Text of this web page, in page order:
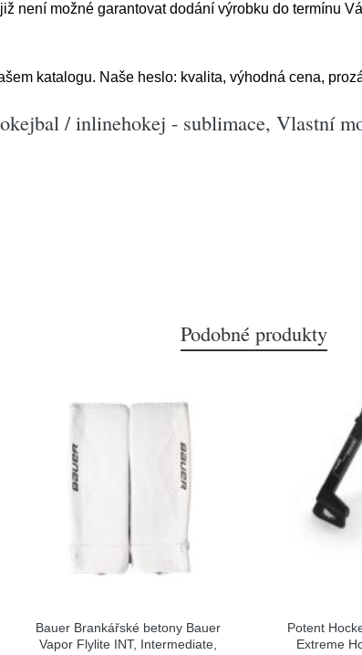
není možné garantovat dodání výrobku do termínu
katalogu. Naše heslo: kvalita, výhodná cena,
/ inlinehokej - sublimace, Vlastní
Podobné produkty
Bauer Brankářské betony Bauer
Vapor Flylite INT, Intermediate,
Potent
Extreme